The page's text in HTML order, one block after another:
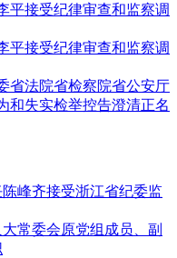
平接受纪律审查和监察调
平接受纪律审查和监察调
省法院省检察院省公安厅
和失实检举控告澄清正名
峰齐接受浙江省纪委监
常委会原党组成员、副